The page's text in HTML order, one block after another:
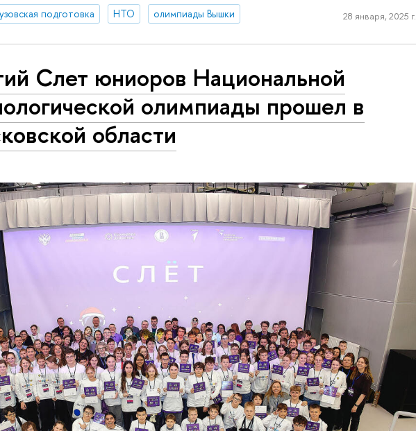
подготовка НТО олимпиады Вышки 28 января, 2025 г.
Слет юниоров Национальной
олимпиады прошел в
области